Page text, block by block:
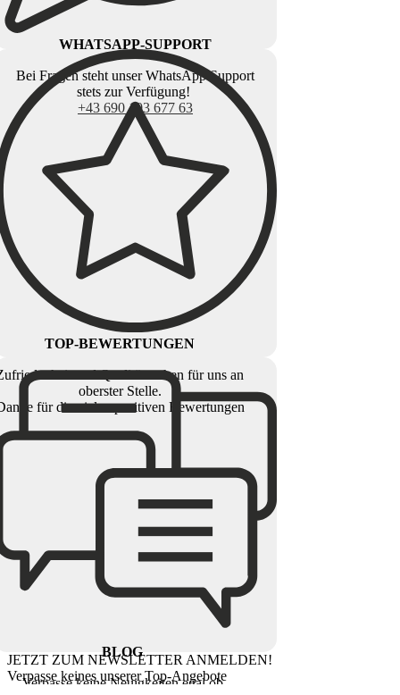
WHATSAPP-SUPPORT
Bei Fragen steht unser WhatsApp Support
stets zur Verfügung!
+43 690 103 677 63
TOP-BEWERTUNGEN
und Qualität stehen für uns an
oberster Stelle.
für die vielen positiven Bewertungen
BLOG
Verpasse keine Neuigkeiten egal ob
JETZT ZUM NEWSLETTER ANMELDEN!
Verpasse keines unserer Top-Angebote